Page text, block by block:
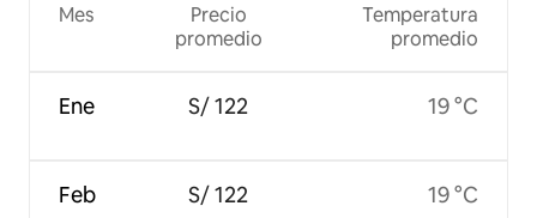
Mes
Ene
Feb
Precio
promedio
S/ 122
S/ 122
Temperatura
promedio
19 °C
19 °C